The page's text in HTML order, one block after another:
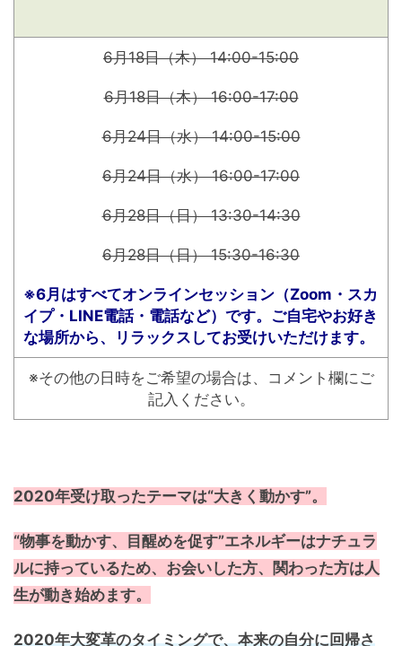
6月18日（木） 14:00-15:00
6月18日（木） 16:00-17:00
6月24日（水） 14:00-15:00
6月24日（水） 16:00-17:00
6月28日（日） 13:30-14:30
6月28日（日） 15:30-16:30
※6月はすべてオンラインセッション（Zoom・スカ
イプ・LINE電話・電話など）です。ご自宅やお好き
な場所から、リラックスしてお受けいただけます。
※その他の日時をご希望の場合は、コメント欄にご
記入ください。
2020年受け取ったテーマは“大きく動かす”。
“物事を動かす、目醒めを促す”エネルギーはナチュラ
ルに持っているため、お会いした方、関わった方は人
生が動き始めます。
2020年大変革のタイミングで、本来の自分に回帰さ